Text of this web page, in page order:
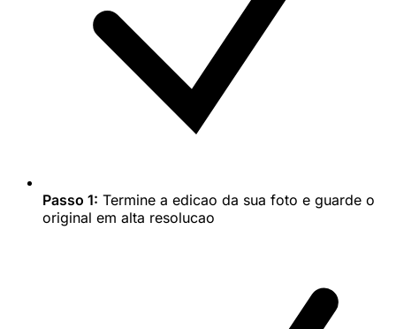
Passo 1: Termine a edicao da sua foto e guarde o
original em alta resolucao